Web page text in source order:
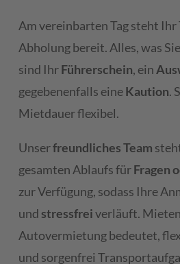
Am vereinbarten Tag steht
Abholung bereit. Alles, was
sind IhrFührerschein, ein
gegebenenfalls eineKaution.
Mietdauer flexibel.
Unserfreundliches Team
gesamten Ablaufs fürFragen
zur Verfügung, sodass Ihre
undstressfreiverläuft.
Autovermietung bedeutet,
und sorgenfrei